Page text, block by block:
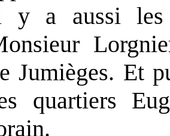
y a aussi les
Jumièges. Et
quartiers